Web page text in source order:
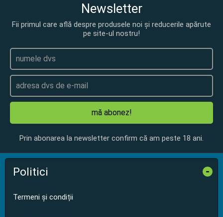
Newsletter
Fii primul care află despre produsele noi și reducerile apărute
pe site-ul nostru!
mă abonez!
Prin abonarea la newsletter confirm că am peste 18 ani.
Politici -
Termeni și condiții